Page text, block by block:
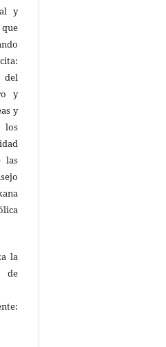
y
del
y
y
los
las
la
de